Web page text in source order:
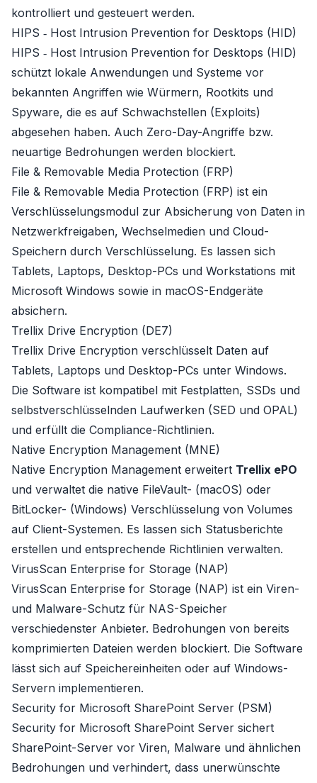
kontrolliert und gesteuert werden.
HIPS ‐ Host Intrusion Prevention for Desktops (HID)
HIPS ‐ Host Intrusion Prevention for Desktops (HID)
schützt lokale Anwendungen und Systeme vor
bekannten Angriffen wie Würmern, Rootkits und
Spyware, die es auf Schwachstellen (Exploits)
abgesehen haben. Auch Zero-Day-Angriffe bzw.
neuartige Bedrohungen werden blockiert.
File & Removable Media Protection (FRP)
File & Removable Media Protection (FRP) ist ein
Verschlüsselungsmodul zur Absicherung von Daten in
Netzwerkfreigaben, Wechselmedien und Cloud-
Speichern durch Verschlüsselung. Es lassen sich
Tablets, Laptops, Desktop-PCs und Workstations mit
Microsoft Windows sowie in macOS-Endgeräte
absichern.
Trellix Drive Encryption (DE7)
Trellix Drive Encryption verschlüsselt Daten auf
Tablets, Laptops und Desktop-PCs unter Windows.
Die Software ist kompatibel mit Festplatten, SSDs und
selbstverschlüsselnden Laufwerken (SED und OPAL)
und erfüllt die Compliance-Richtlinien.
Native Encryption Management (MNE)
Native Encryption Management erweitert Trellix ePO
und verwaltet die native FileVault- (macOS) oder
BitLocker- (Windows) Verschlüsselung von Volumes
auf Client-Systemen. Es lassen sich Statusberichte
erstellen und entsprechende Richtlinien verwalten.
VirusScan Enterprise for Storage (NAP)
VirusScan Enterprise for Storage (NAP) ist ein Viren-
und Malware-Schutz für NAS-Speicher
verschiedenster Anbieter. Bedrohungen von bereits
komprimierten Dateien werden blockiert. Die Software
lässt sich auf Speichereinheiten oder auf Windows-
Servern implementieren.
Security for Microsoft SharePoint Server (PSM)
Security for Microsoft SharePoint Server sichert
SharePoint-Server vor Viren, Malware und ähnlichen
Bedrohungen und verhindert, dass unerwünschte